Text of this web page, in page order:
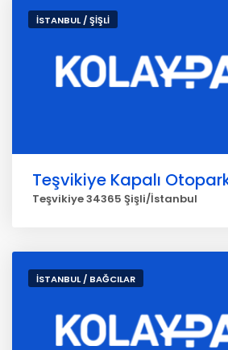
İSTANBUL / ŞİŞLİ
Teşvikiye Kapalı
Teşvikiye 34365 Şişli/İstanbul
İSTANBUL / BAĞCILAR